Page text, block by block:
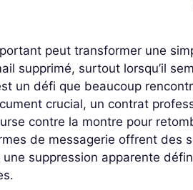
peut transformer une
supprimé, surtout lorsqu’il
un défi que beaucoup
crucial, un contrat
contre la montre pour
de messagerie offrent des
suppression apparente